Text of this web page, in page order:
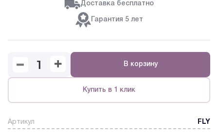
Доставка бесплатно
Гарантия 5 лет
В корзину
Купить в 1 клик
Артикул FLY